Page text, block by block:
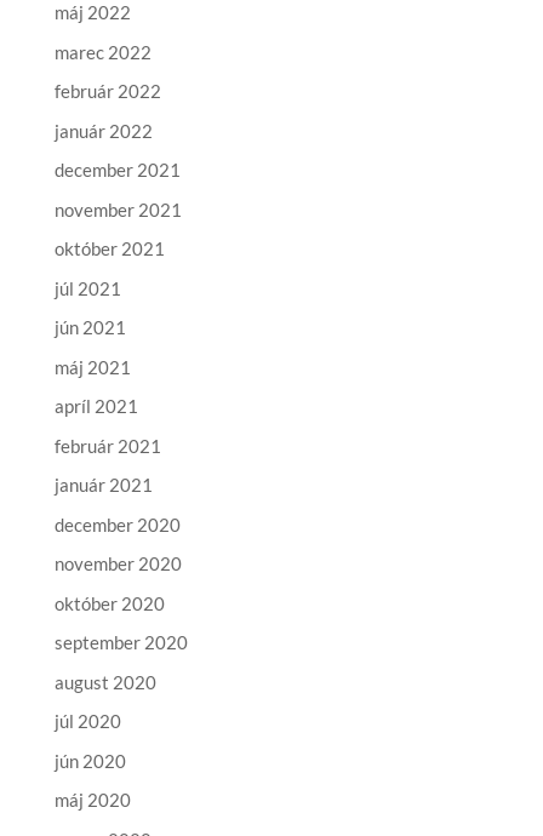
máj 2022
marec 2022
február 2022
január 2022
december 2021
november 2021
október 2021
júl 2021
jún 2021
máj 2021
apríl 2021
február 2021
január 2021
december 2020
november 2020
október 2020
september 2020
august 2020
júl 2020
jún 2020
máj 2020